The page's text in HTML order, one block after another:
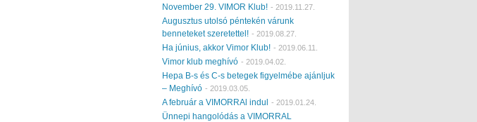
November 29. VIMOR Klub! - 2019.11.27.
Augusztus utolsó péntekén várunk
benneteket szeretettel! - 2019.08.27.
Ha június, akkor Vimor Klub! - 2019.06.11.
Vimor klub meghívó - 2019.04.02.
Hepa B-s és C-s betegek figyelmébe ajánljuk
– Meghívó - 2019.03.05.
A február a VIMORRAl indul - 2019.01.24.
Ünnepi hangolódás a VIMORRAL